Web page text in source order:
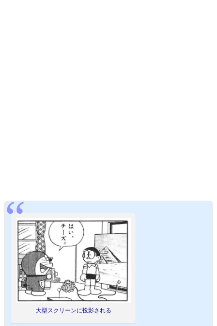
大型スクリーンに投影される